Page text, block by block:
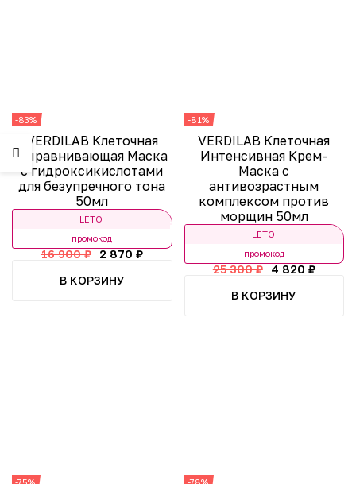
-83%
VERDILAB Клеточная
Выравнивающая Маска
с гидроксикислотами
для безупречного тона
50мл
LETO
промокод
16 900 ₽
2 870 ₽
В КОРЗИНУ
-81%
VERDILAB Клеточная
Интенсивная Крем-
Маска с
антивозрастным
комплексом против
морщин 50мл
LETO
промокод
25 300 ₽
4 820 ₽
В КОРЗИНУ
-75% -78%